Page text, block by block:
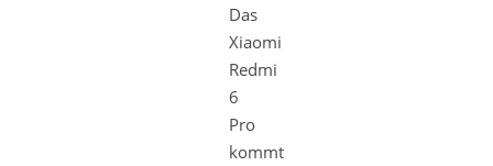
Das
Xiaomi
Redmi
6
Pro
kommt